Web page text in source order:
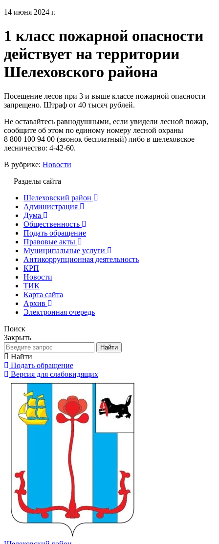
14 июня 2024 г.
1 класс пожарной опасности
действует на территории
Шелеховского района
Посещение лесов при 3 и выше классе пожарной опасности
запрещено. Штраф от 40 тысяч рублей.
Не оставайтесь равнодушными, если увидели лесной пожар,
сообщите об этом по единому номеру лесной охраны
8 800 100 94 00 (звонок бесплатный) либо в шелеховское
лесничество: 4-42-60.
В рубрике: Новости
Разделы сайта
Шелеховский район
Администрация
Дума
Общественность
Подать обращение
Правовые акты
Муниципальные услуги
Антикоррупционная деятельность
КРП
Новости
ТИК
Карта сайта
Архив
Электронная очередь
Поиск
Закрыть
Найти
Найти
Подать обращение
Версия для слабовидящих